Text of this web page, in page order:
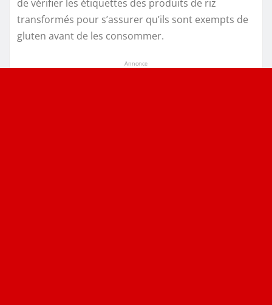
de vérifier les étiquettes des produits de riz
transformés pour s’assurer qu’ils sont exempts de
gluten avant de les consommer.
Annonce